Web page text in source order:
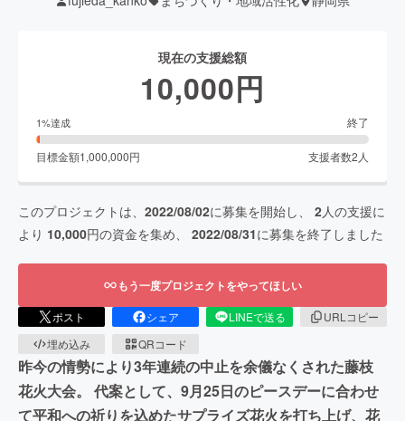
現在の支援総額
10,000円
1%達成 終了
目標金額1,000,000円 支援者数2 人
このプロジェクトは、 2022/08/02に募集を開始し、 2人の支援に
より 10,000円の資金を集め、 2022/08/31に募集を終了しました
もう一度プロジェクトをやってほしい
ポスト シェア LINEで送る
URLコピー
埋め込み
QRコード
昨今の情勢により3年連続の中止を余儀なくされた藤枝
花火大会。 代案として、9月25日のピースデーに合わせ
て平和への祈りを込めたサプライズ花火を打ち上げ、花